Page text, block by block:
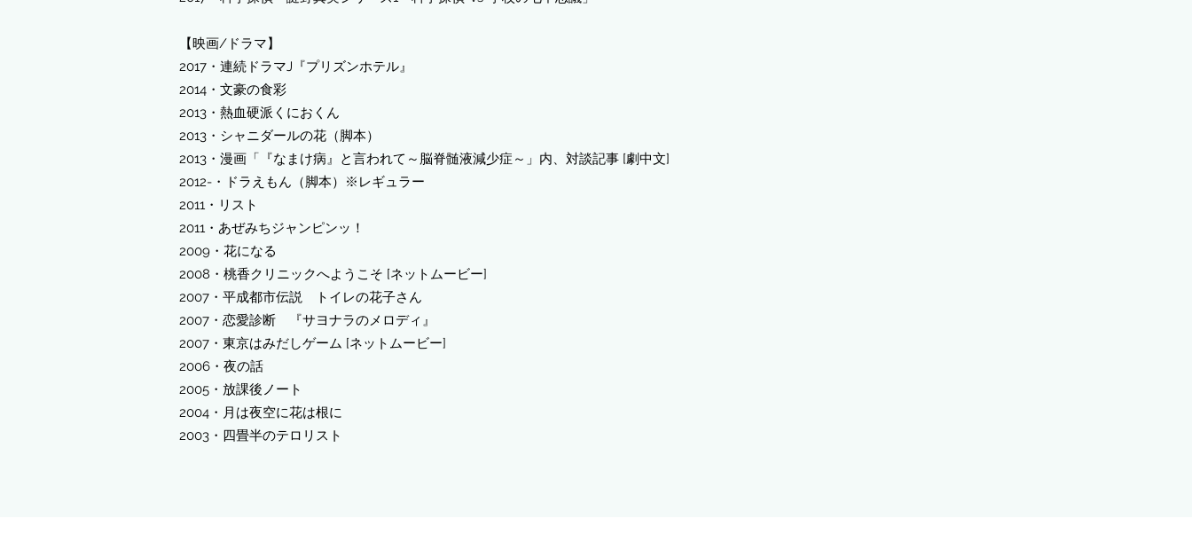
【映画/ドラマ】
2017・連続ドラマJ『プリズンホテル』
2014・文豪の食彩
2013・熱血硬派くにおくん
2013・シャニダールの花（脚本）
2013・漫画「『なまけ病』と言われて～脳脊髄液減少症～」内、対談記事 [劇中文]
2012-・ドラえもん（脚本）※レギュラー
2011・リスト
2011・あぜみちジャンピンッ！
2009・花になる
2008・桃香クリニックへようこそ [ネットムービー]
2007・平成都市伝説 トイレの花子さん
2007・恋愛診断 『サヨナラのメロディ』
2007・東京はみだしゲーム [ネットムービー]
2006・夜の話
2005・放課後ノート
2004・月は夜空に花は根に
2003・四畳半のテロリスト